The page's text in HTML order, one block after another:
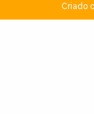
Criado